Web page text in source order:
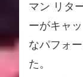
マン リタ
ーがキャ
なパフォ
た。